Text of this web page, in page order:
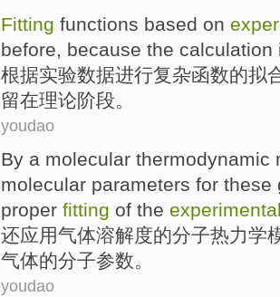
Fitting functions based on
before
because the calculation
根据实验数据进行复杂函数的拟
留在理论阶段。
youdao
By a molecular thermodynamic
molecular parameters for these
proper fitting of the
还应用气体溶解度的分子热力学
气体的分子参数。
youdao